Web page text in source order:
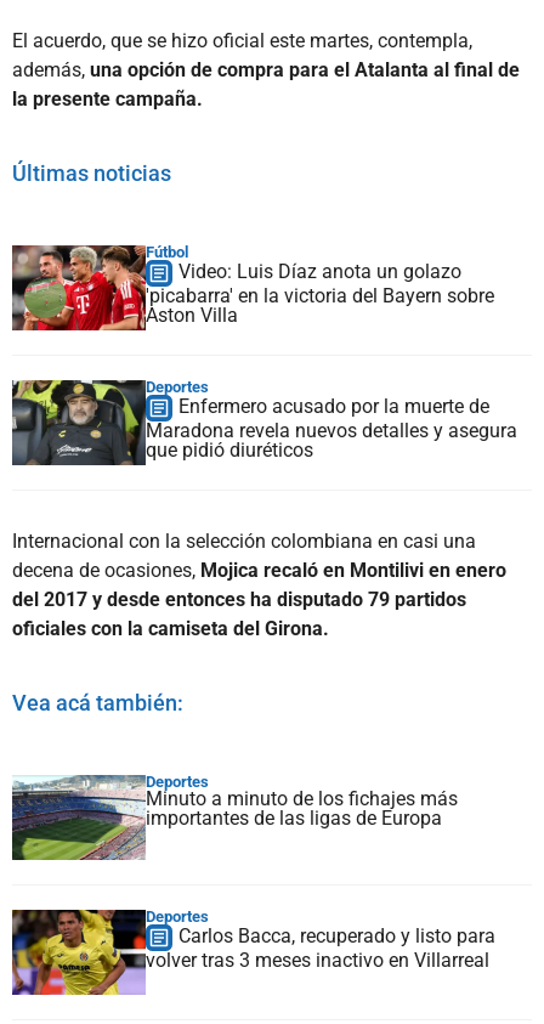
El acuerdo, que se hizo oficial este martes, contempla,
además, una opción de compra para el Atalanta al final de
la presente campaña.
Últimas noticias
Fútbol
Video: Luis Díaz anota un golazo
'picabarra' en la victoria del Bayern sobre
Aston Villa
Deportes
Enfermero acusado por la muerte de
Maradona revela nuevos detalles y asegura
que pidió diuréticos
Internacional con la selección colombiana en casi una
decena de ocasiones, Mojica recaló en Montilivi en enero
del 2017 y desde entonces ha disputado 79 partidos
oficiales con la camiseta del Girona.
Vea acá también:
Deportes
Minuto a minuto de los fichajes más
importantes de las ligas de Europa
Deportes
Carlos Bacca, recuperado y listo para
volver tras 3 meses inactivo en Villarreal